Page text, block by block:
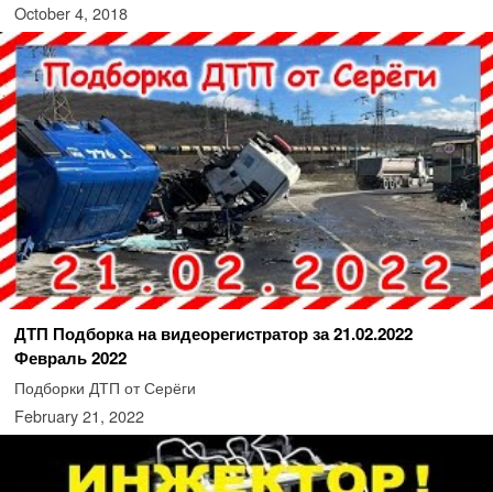
October 4, 2018
ДТП Подборка на видеорегистратор за 21.02.2022
Февраль 2022
Подборки ДТП от Серёги
February 21, 2022